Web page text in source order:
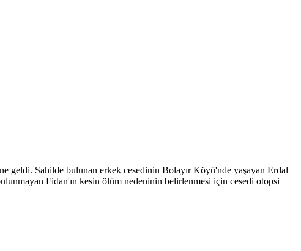
geldi. Sahilde bulunan erkek cesedinin Bolayır Köyü'nde yaşayan Erdal
Fidan'ın kesin ölüm nedeninin belirlenmesi için cesedi otopsi